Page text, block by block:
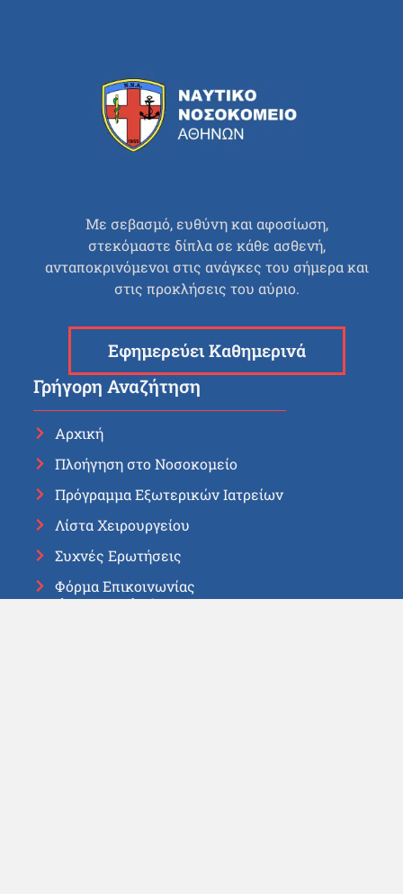
Με σεβασμό, ευθύνη και αφοσίωση,
στεκόμαστε δίπλα σε κάθε ασθενή,
ανταποκρινόμενοι στις ανάγκες του σήμερα και
στις προκλήσεις του αύριο.
Εφημερεύει Καθημερινά
Γρήγορη Αναζήτηση
Αρχική
Πλοήγηση στο Νοσοκομείο
Πρόγραμμα Εξωτερικών Ιατρείων
Λίστα Χειρουργείου
Συχνές Ερωτήσεις
Φόρμα Επικοινωνίας
Χρήσιμοι Σύνδεσμοι